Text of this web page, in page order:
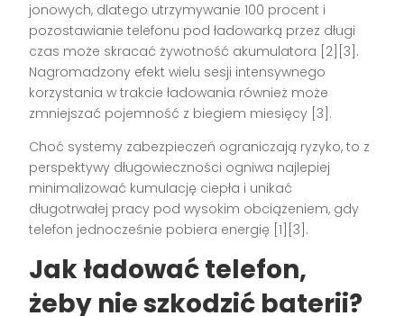
jonowych, dlatego utrzymywanie 100 procent i
pozostawianie telefonu pod ładowarką przez długi
czas może skracać żywotność akumulatora [2][3].
Nagromadzony efekt wielu sesji intensywnego
korzystania w trakcie ładowania również może
zmniejszać pojemność z biegiem miesięcy [3].
Choć systemy zabezpieczeń ograniczają ryzyko, to z
perspektywy długowieczności ogniwa najlepiej
minimalizować kumulację ciepła i unikać
długotrwałej pracy pod wysokim obciążeniem, gdy
telefon jednocześnie pobiera energię [1][3].
Jak ładować telefon,
żeby nie szkodzić baterii?